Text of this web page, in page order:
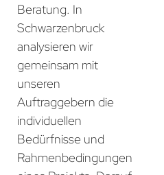
Beratung. In
Schwarzenbruck
analysieren wir
gemeinsam mit
unseren
Auftraggebern die
individuellen
Bedürfnisse und
Rahmenbedingungen